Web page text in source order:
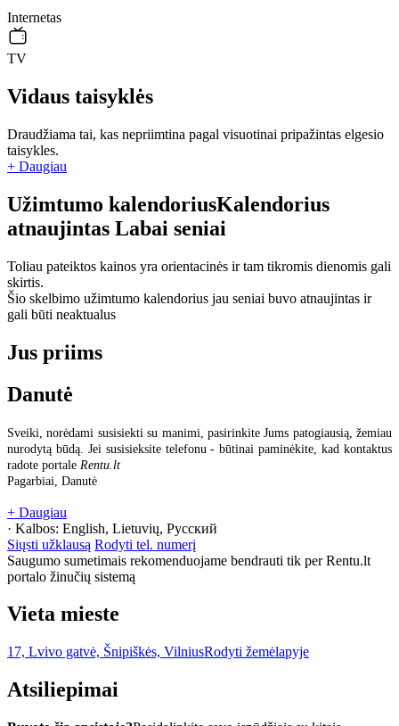
Internetas
TV
Vidaus taisyklės
Draudžiama tai, kas nepriimtina pagal visuotinai pripažintas elgesio
taisykles.
+ Daugiau
Užimtumo kalendoriusKalendorius
atnaujintas Labai seniai
Toliau pateiktos kainos yra orientacinės ir tam tikromis dienomis gali
skirtis.
Šio skelbimo užimtumo kalendorius jau seniai buvo atnaujintas ir
gali būti neaktualus
Jus priims
Danutė
Sveiki, norėdami susisiekti su manimi, pasirinkite Jums patogiausią, žemiau
nurodytą būdą. Jei susisieksite telefonu - būtinai paminėkite, kad kontaktus
radote portale Rentu.lt
Pagarbiai, Danutė
+ Daugiau
· Kalbos: English, Lietuvių, Русский
Siųsti užklausą Rodyti tel. numerį
Saugumo sumetimais rekomenduojame bendrauti tik per Rentu.lt
portalo žinučių sistemą
Vieta mieste
17, Lvivo gatvė, Šnipiškės, VilniusRodyti žemėlapyje
Atsiliepimai